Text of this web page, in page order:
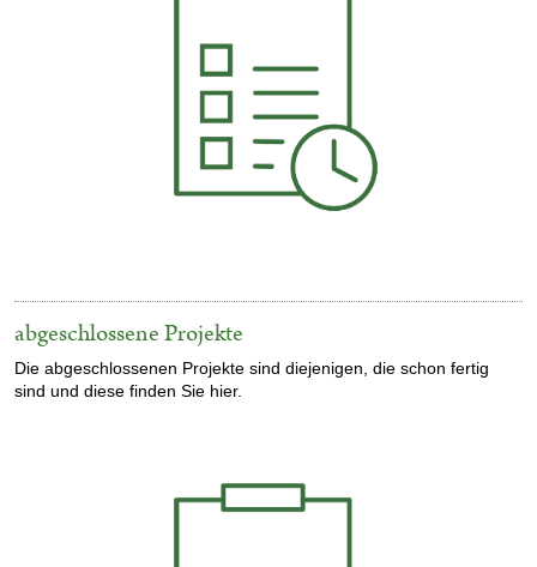
abgeschlossene Projekte
Die abgeschlossenen Projekte sind diejenigen, die schon fertig
sind und diese finden Sie hier.